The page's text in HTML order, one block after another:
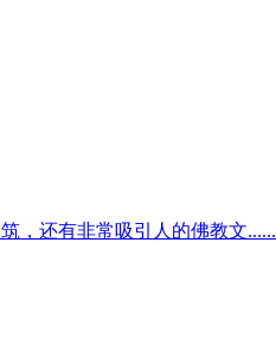
，还有非常吸引人的佛教文......